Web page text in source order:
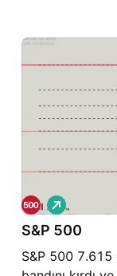
S&P 500
S&P 500
A
l
ı